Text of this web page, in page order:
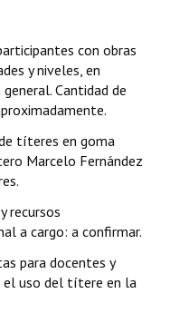
con obras
y niveles, en
Cantidad de
títeres en goma
Marcelo Fernández
a cargo: a confirmar.
para docentes y
el uso del títere en la